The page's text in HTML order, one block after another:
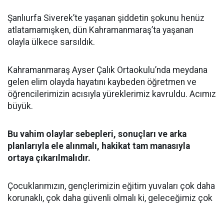
Şanlıurfa Siverek’te yaşanan şiddetin şokunu henüz
atlatamamışken, dün Kahramanmaraş’ta yaşanan
olayla ülkece sarsıldık.
Kahramanmaraş Ayser Çalık Ortaokulu’nda meydana
gelen elim olayda hayatını kaybeden öğretmen ve
öğrencilerimizin acısıyla yüreklerimiz kavruldu. Acımız
büyük.
Bu vahim olaylar sebepleri, sonuçları ve arka
planlarıyla ele alınmalı, hakikat tam manasıyla
ortaya çıkarılmalıdır.
Çocuklarımızın, gençlerimizin eğitim yuvaları çok daha
korunaklı, çok daha güvenli olmalı ki, geleceğimiz çok